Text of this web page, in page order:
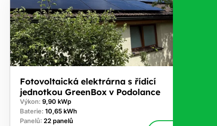
vědět -
a nic Vás
to
nestojí.
Fotovoltaická elektrárna s řídicí
jednotkou GreenBox v Podolance
Výkon: 9,90 kWp
Baterie: 10,65 kWh
Panelů: 22 panelů